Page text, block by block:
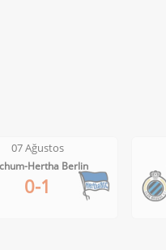
07 Ağustos
Hertha Berlin
0-1